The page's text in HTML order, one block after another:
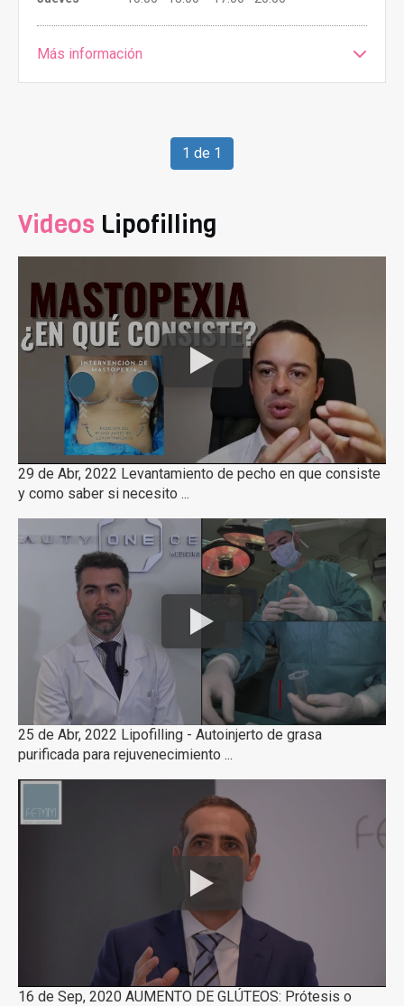
Más información
1 de 1
Videos Lipofilling
29 de Abr, 2022 Levantamiento de pecho en que consiste
y como saber si necesito ...
25 de Abr, 2022 Lipofilling - Autoinjerto de grasa
purificada para rejuvenecimiento ...
16 de Sep, 2020 AUMENTO DE GLÚTEOS: Prótesis o